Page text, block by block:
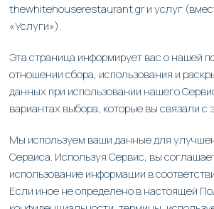
thewhitehouserestaurant.gr и услуг
«Услуги»).
Эта страница информирует вас о нашей
отношении сбора, использования и
данных при использовании нашего
вариантах выбора, которые вы связали с
Мы используем ваши данные для
Сервиса. Используя Сервис, вы
использование информации в
Если иное не определено в настоящей